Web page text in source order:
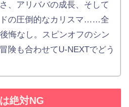
、アリババの成長、そして
の圧倒的なカリスマ……全
悔なし。スピンオフのシン
険も合わせてU-NEXTでどう
絶対NG